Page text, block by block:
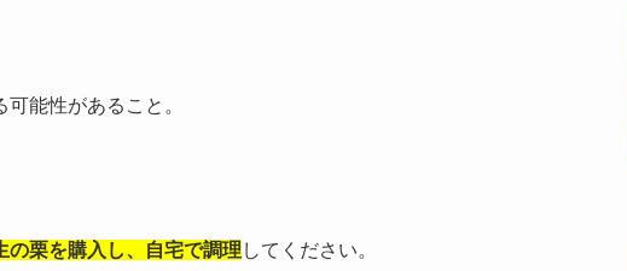
能性があること。
の栗を購入し、自宅で調理 してください。